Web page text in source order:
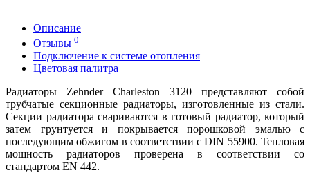
Описание
Отзывы 0
Подключение к системе отопления
Цветовая палитра
Радиаторы Zehnder Charleston 3120 представляют собой
трубчатые секционные радиаторы, изготовленные из стали.
Секции радиатора свариваются в готовый радиатор, который
затем грунтуется и покрывается порошковой эмалью с
последующим обжигом в соответствии с DIN 55900. Тепловая
мощность радиаторов проверена в соответствии со
стандартом EN 442.